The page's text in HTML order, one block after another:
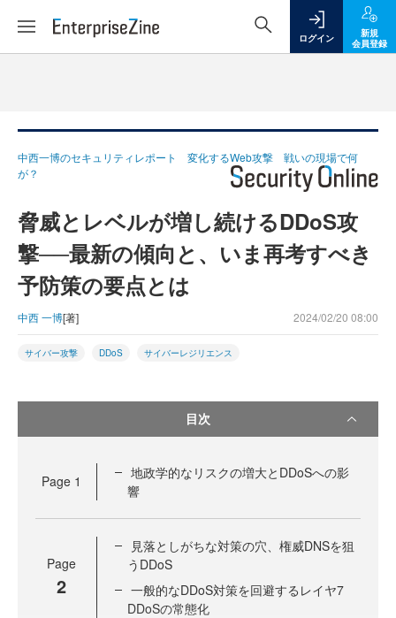
ログイン
新規
会員登録
中西一博のセキュリティレポート 変化するWeb攻撃 戦いの現場で何
が？
脅威とレベルが増し続けるDDoS攻
撃──最新の傾向と、いま再考すべき
予防策の要点とは
中西 一博[著] 2024/02/20 08:00
サイバー攻撃 DDoS サイバーレジリエンス
目次
Page 1
地政学的なリスクの増大とDDoSへの影
響
Page
2
見落としがちな対策の穴、権威DNSを狙
うDDoS
一般的なDDoS対策を回避するレイヤ7
DDoSの常態化